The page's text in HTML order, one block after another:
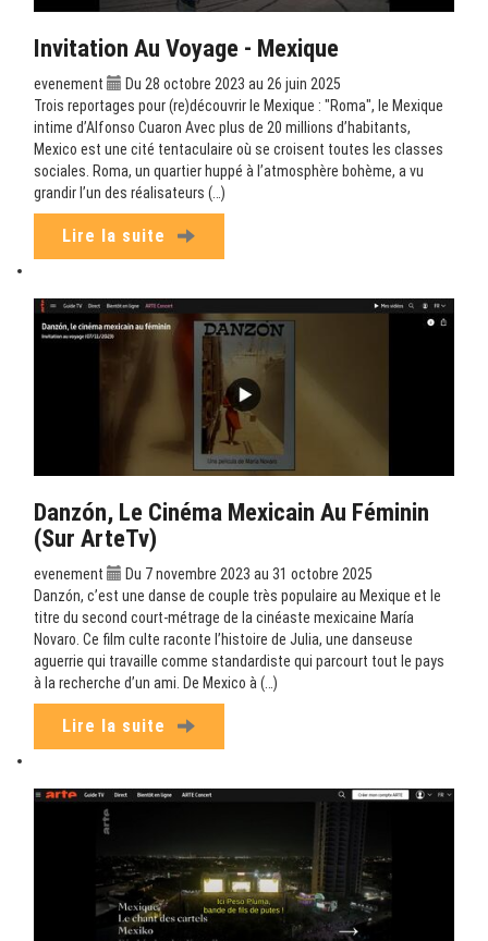
Invitation Au Voyage - Mexique
evenement
Du 28 octobre 2023 au 26 juin 2025
Trois reportages pour (re)découvrir le Mexique : "Roma", le Mexique
intime d’Alfonso Cuaron Avec plus de 20 millions d’habitants,
Mexico est une cité tentaculaire où se croisent toutes les classes
sociales. Roma, un quartier huppé à l’atmosphère bohème, a vu
grandir l’un des réalisateurs (…)
Lire la suite
Danzón, Le Cinéma Mexicain Au Féminin
(sur ArteTv)
evenement
Du 7 novembre 2023 au 31 octobre 2025
Danzón, c’est une danse de couple très populaire au Mexique et le
titre du second court-métrage de la cinéaste mexicaine María
Novaro. Ce film culte raconte l’histoire de Julia, une danseuse
aguerrie qui travaille comme standardiste qui parcourt tout le pays
à la recherche d’un ami. De Mexico à (…)
Lire la suite